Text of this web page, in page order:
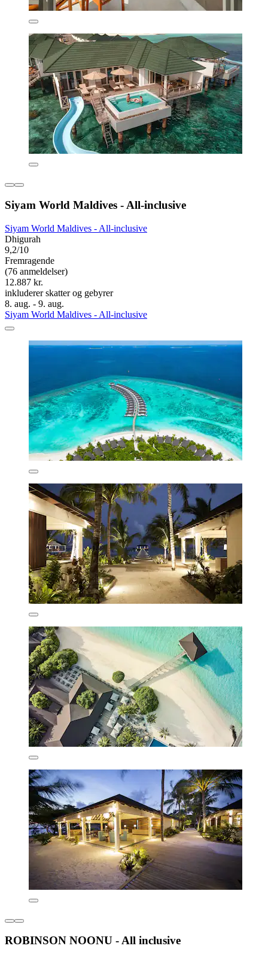
Siyam World Maldives - All-inclusive
Siyam World Maldives - All-inclusive
Dhigurah
9,2/10
Fremragende
(76 anmeldelser)
12.887 kr.
inkluderer skatter og gebyrer
8. aug. - 9. aug.
Siyam World Maldives - All-inclusive
ROBINSON NOONU - All inclusive